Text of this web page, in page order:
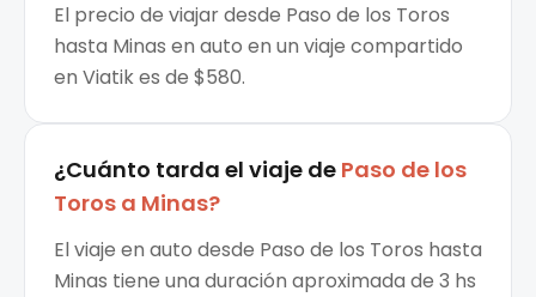
El precio de viajar desde Paso de los Toros
hasta Minas en auto en un viaje compartido
en Viatik es de $580.
¿Cuánto tarda el viaje de Paso de los
Toros a Minas?
El viaje en auto desde Paso de los Toros hasta
Minas tiene una duración aproximada de 3 hs